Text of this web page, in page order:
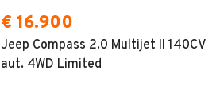
€ 16.900
Jeep Compass 2.0 Multijet II 140CV
aut. 4WD Limited